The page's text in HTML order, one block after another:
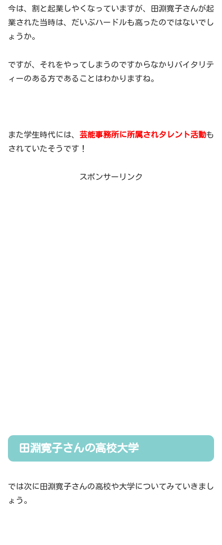
今は、割と起業しやくなっていますが、田淵寛子さんが起
業された当時は、だいぶハードルも高ったのではないでし
ょうか。
ですが、それをやってしまうのですからなかりバイタリテ
ィーのある方であることはわかりますね。
また学生時代には、 芸能事務所に所属されタレント活動も
されていたそうです！
スポンサーリンク
田淵寛子さんの高校大学
では次に田淵寛子さんの高校や大学についてみていきまし
ょう。